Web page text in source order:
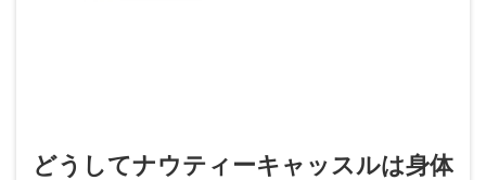
どうしてナウティーキャッスルは身体